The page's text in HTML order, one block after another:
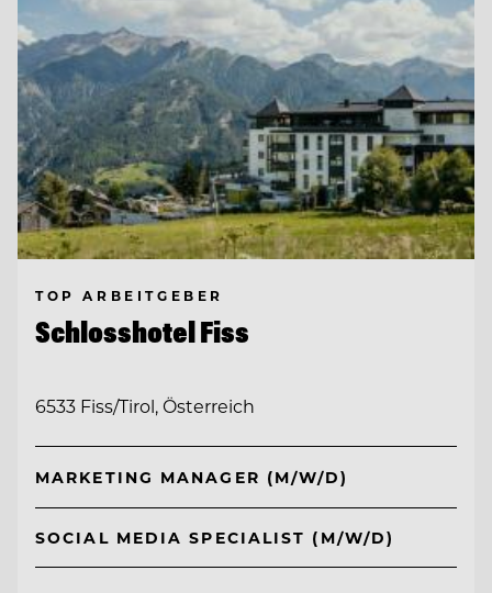
TOP ARBEITGEBER
Schlosshotel Fiss
6533 Fiss/Tirol, Österreich
MARKETING MANAGER (M/W/D)
SOCIAL MEDIA SPECIALIST (M/W/D)